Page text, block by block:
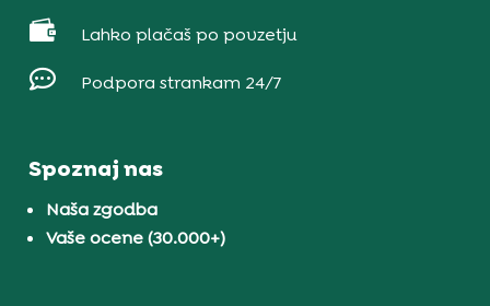
 Lahko plačaš po povzetju
 Podpora strankam 24/7
Spoznaj nas
Naša zgodba
Vaše ocene (30.000+)